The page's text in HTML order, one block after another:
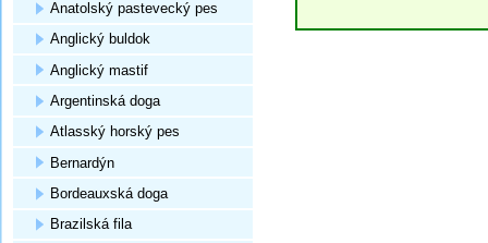
Anatolský pastevecký pes
Anglický buldok
Anglický mastif
Argentinská doga
Atlasský horský pes
Bernardýn
Bordeauxská doga
Brazilská fila